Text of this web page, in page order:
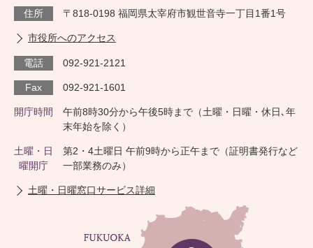
住所 〒818-0198 福岡県太宰府市観世音寺一丁目1番1号
市役所へのアクセス
電話 092-921-2121
Fax 092-921-1601
開庁時間
午前8時30分から午後5時まで（土曜・日曜・休日､年
末年始を除く）
土曜・日
曜開庁
第2・4土曜日 午前9時から正午まで（証明書発行など
一部業務のみ）
土曜・日曜窓口サービス詳細